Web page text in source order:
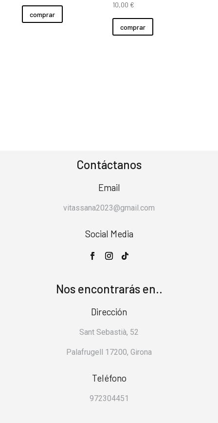
comprar
10,00 €
comprar
Contáctanos
Email
vitassana2023@gmail.com
Social Media
Nos encontrarás en..
Dirección
Sant Sebastià, 52
Palafrugell 17200, Girona
Teléfono
972304451